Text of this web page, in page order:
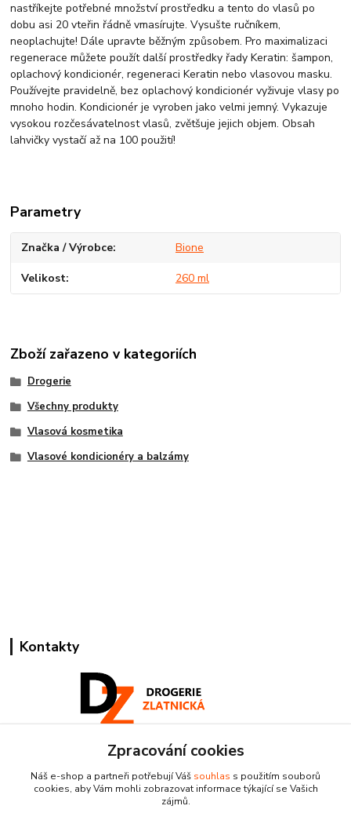
nastříkejte potřebné množství prostředku a tento do vlasů po
dobu asi 20 vteřin řádně vmasírujte. Vysušte ručníkem,
neoplachujte! Dále upravte běžným způsobem. Pro maximalizaci
regenerace můžete použít další prostředky řady Keratin: šampon,
oplachový kondicionér, regeneraci Keratin nebo vlasovou masku.
Používejte pravidelně, bez oplachový kondicionér vyživuje vlasy po
mnoho hodin. Kondicionér je vyroben jako velmi jemný. Vykazuje
vysokou rozčesávatelnost vlasů, zvětšuje jejich objem. Obsah
lahvičky vystačí až na 100 použití!
Parametry
Značka / Výrobce Bione
Velikost 260 ml
Zboží zařazeno v kategoriích
Drogerie
Všechny produkty
Vlasová kosmetika
Vlasové kondicionéry a balzámy
Kontakty
Pracovní doba:
+420 224 818 812
Po-Pá: 8:00-18:00 hod.
Zpracování cookies
Náš e-shop a partneři potřebují Váš souhlas s použitím souborů
cookies, aby Vám mohli zobrazovat informace týkající se Vašich
zájmů.